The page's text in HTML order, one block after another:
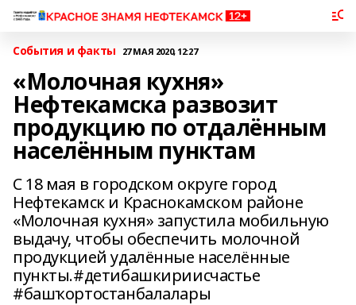
События и факты 27 МАЯ 2020, 12:27
«Молочная кухня»
Нефтекамска развозит
продукцию по отдалённым
населённым пунктам
С 18 мая в городском округе город
Нефтекамск и Краснокамском районе
«Молочная кухня» запустила мобильную
выдачу, чтобы обеспечить молочной
продукцией удалённые населённые
пункты.#детибашкириисчастье
#башҡортостанбалалары